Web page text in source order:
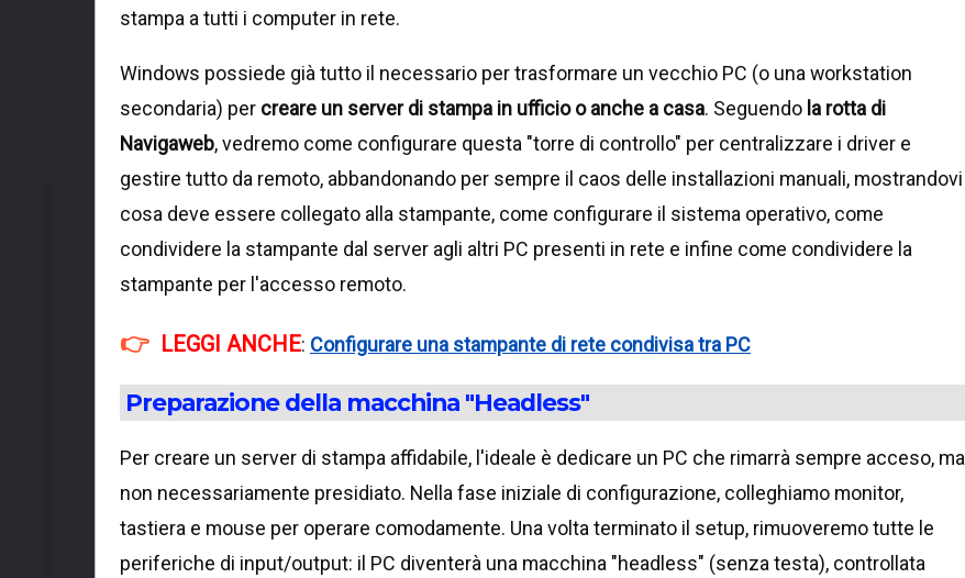
stampa a tutti i computer in rete.
Windows possiede già tutto il necessario per trasformare un vecchio PC (o una workstation
secondaria) per creare un server di stampa in ufficio o anche a casa. Seguendo la rotta di
Navigaweb, vedremo come configurare questa "torre di controllo" per centralizzare i driver e
gestire tutto da remoto, abbandonando per sempre il caos delle installazioni manuali, mostrandovi
cosa deve essere collegato alla stampante, come configurare il sistema operativo, come
condividere la stampante dal server agli altri PC presenti in rete e infine come condividere la
stampante per l'accesso remoto.
LEGGI ANCHE: Configurare una stampante di rete condivisa tra PC
Preparazione della macchina "Headless"
Per creare un server di stampa affidabile, l'ideale è dedicare un PC che rimarrà sempre acceso, ma
non necessariamente presidiato. Nella fase iniziale di configurazione, colleghiamo monitor,
tastiera e mouse per operare comodamente. Una volta terminato il setup, rimuoveremo tutte le
periferiche di input/output: il PC diventerà una macchina "headless" (senza testa), controllata